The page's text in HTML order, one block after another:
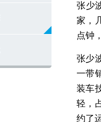
张少
家，
点钟
张少
一带
装车
轻，
约了